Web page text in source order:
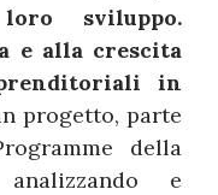
sviluppo.
e alla crescita
in
progetto, parte
della
analizzando e